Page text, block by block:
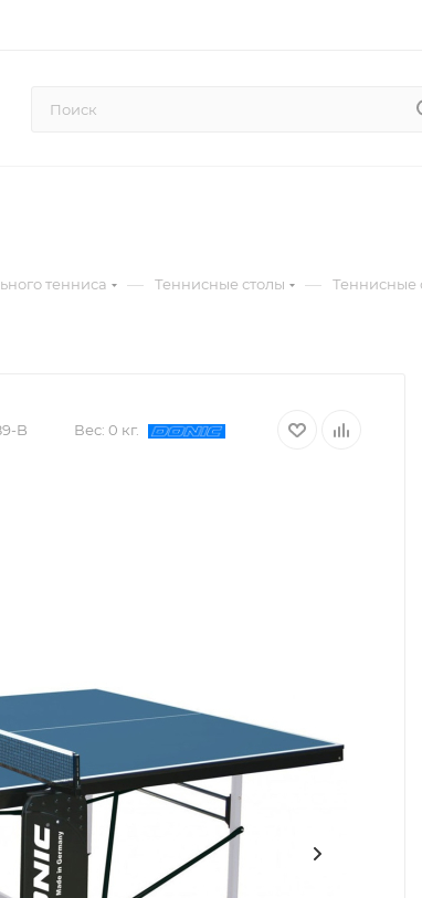
тенниса — Теннисные столы — Теннисные
B Вес: 0 кг.